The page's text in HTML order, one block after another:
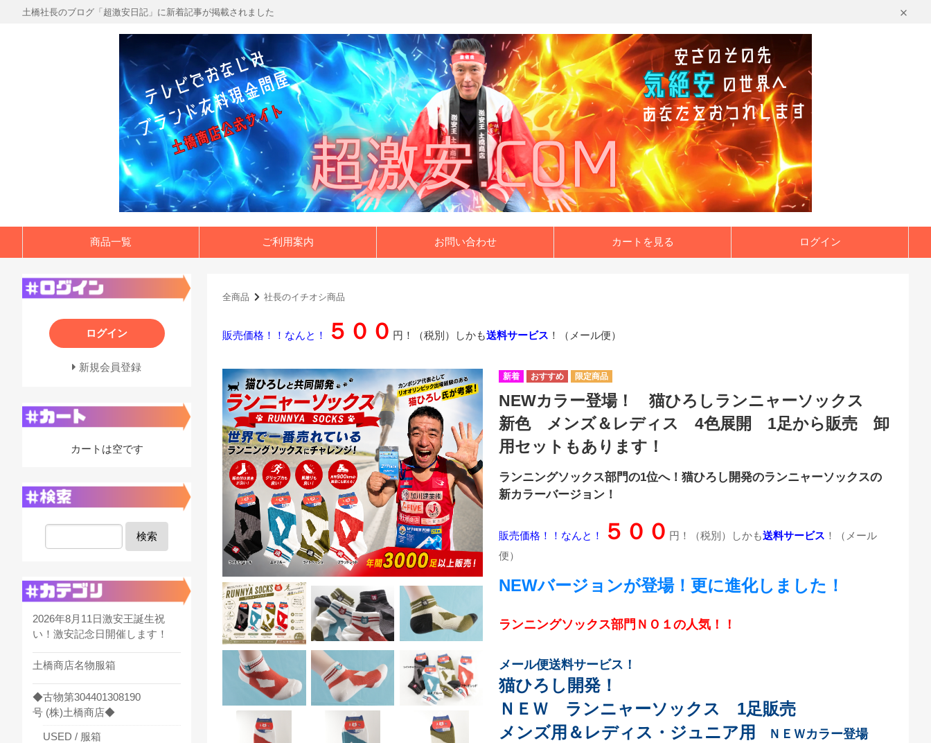
土橋社長のブログ「超激安日記」に新着記事が掲載されました
商品一覧 ご利用案内 お問い合わせ カートを見る ログイン
全商品 社長のイチオシ商品
販売価格！！なんと！ ５００ 円！（税別）しかも送料サービス ！（メール便）
NEWカラー登場！ 猫ひろしランニャーソックス
新色 メンズ＆レディス 4色展開 1足から販売 卸
用セットもあります！
ランニングソックス部門の1位へ！猫ひろし開発のランニャーソックスの
新カラーバージョン！
販売価格！！なんと！ ５００ 円！（税別）しかも送料サービス ！（メール
便）
NEWバージョンが登場！更に進化しました！
ランニングソックス部門ＮＯ１の人気！！
メール便送料サービス！
猫ひろし開発！
ＮＥＷ ランニャーソックス 1足販売
メンズ用＆レディス・ジュニア用
ＮＥＷカラー登場
ログイン
新規会員登録
カートは空です
検索
2026年8月11日激安王誕生祝
い！激安記念日開催します！
土橋商店名物服箱
◆古物第304401308190
号 (株)土橋商店◆
USED / 服箱